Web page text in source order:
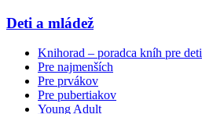
Deti a mládež
Knihorad – poradca kníh pre deti
Pre najmenších
Pre prvákov
Pre pubertiakov
Young Adult